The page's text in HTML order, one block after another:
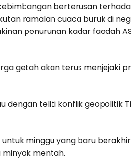
berterusan
ramalan cuaca buruk di
penurunan kadar faedah
getah akan terus menjejaki
dengan teliti konflik geopolitik
minggu yang baru
mentah.